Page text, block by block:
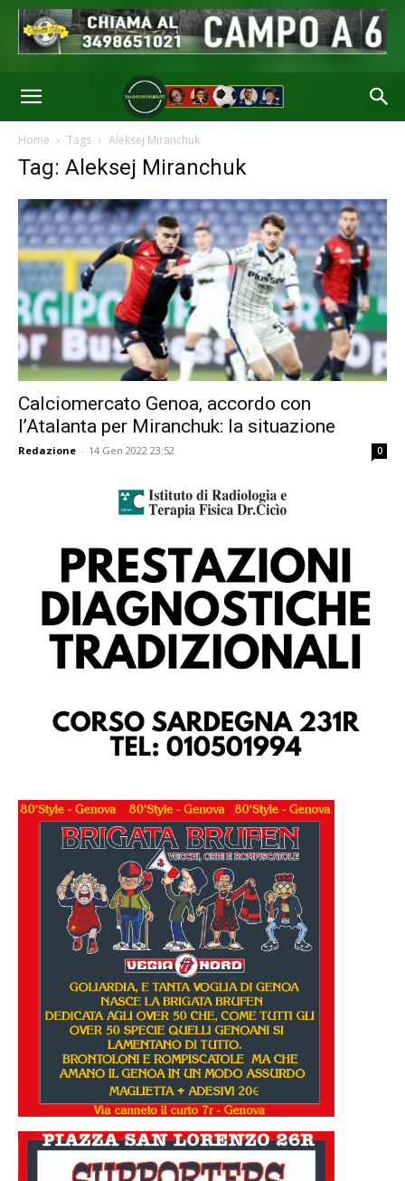
Home Tags Aleksej Miranchuk
Tag: Aleksej Miranchuk
Calciomercato Genoa, accordo con
l’Atalanta per Miranchuk: la situazione
Redazione - 14 Gen 2022 23:52 0